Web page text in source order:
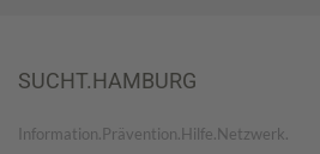
SUCHT.HAMBURG
Information.Prävention.Hilfe.Netzwerk.